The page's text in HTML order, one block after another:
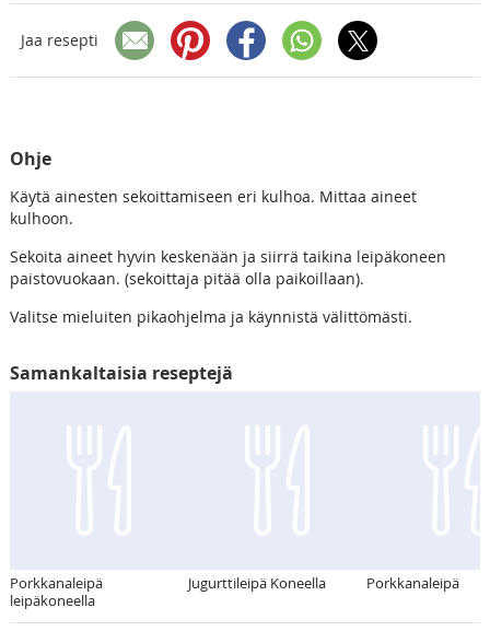
Jaa resepti
Ohje
Käytä ainesten sekoittamiseen eri kulhoa. Mittaa aineet
kulhoon.
Sekoita aineet hyvin keskenään ja siirrä taikina leipäkoneen
paistovuokaan. (sekoittaja pitää olla paikoillaan).
Valitse mieluiten pikaohjelma ja käynnistä välittömästi.
Samankaltaisia reseptejä
Porkkanaleipä
leipäkoneella
Jugurttileipä Koneella Porkkanaleipä